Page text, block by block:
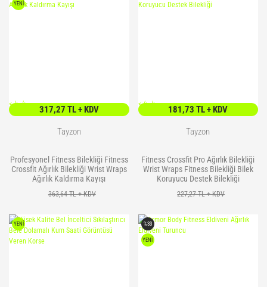
YENİ
</> />
317,27 TL + KDV
Tayzon
Profesyonel Fitness Bilekliği Fitness
Crossfit Ağırlık Bilekliği Wrist Wraps
Ağırlık Kaldırma Kayışı
363,64 TL + KDV
</> />
181,73 TL + KDV
Tayzon
Fitness Crossfit Pro Ağırlık Bilekliği
Wrist Wraps Fitness Bilekliği Bilek
Koruyucu Destek Bilekliği
227,27 TL + KDV
YENİ %33
YENİ